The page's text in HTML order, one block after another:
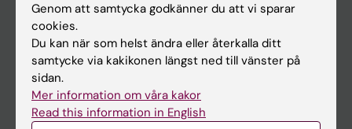
Kalender
Student
Ladok
Canvas
Genom att samtycka godkänner du att vi sparar
cookies.
Du kan när som helst ändra eller återkalla ditt
samtycke via kakikonen längst ned till vänster på
sidan.
Mer information om våra kakor
Read this information in English